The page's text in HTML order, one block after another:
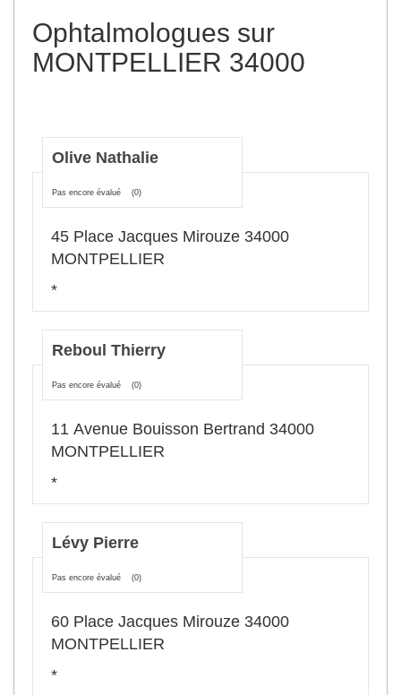
Ophtalmologues sur
MONTPELLIER 34000
Olive Nathalie
Pas encore évalué (0)
45 Place Jacques Mirouze 34000
MONTPELLIER
*
Reboul Thierry
Pas encore évalué (0)
11 Avenue Bouisson Bertrand 34000
MONTPELLIER
*
Lévy Pierre
Pas encore évalué (0)
60 Place Jacques Mirouze 34000
MONTPELLIER
*